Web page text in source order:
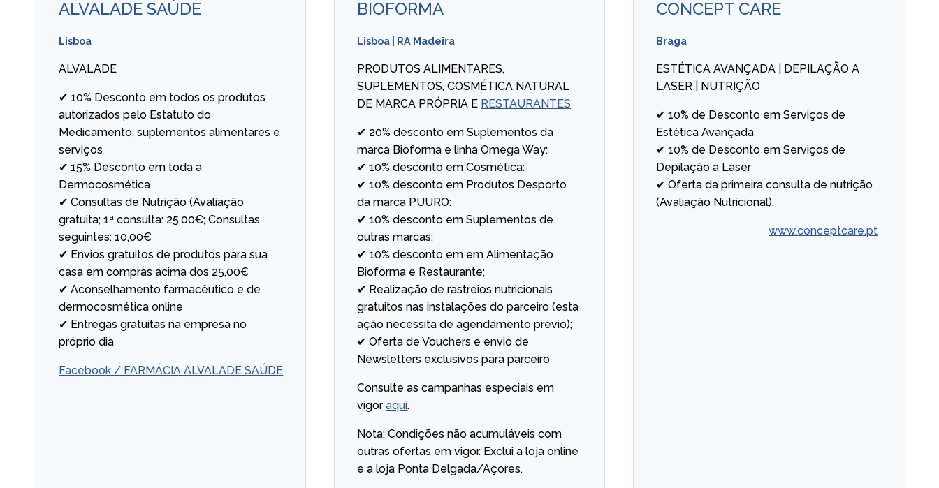
ALVALADE SAÚDE
Lisboa
ALVALADE
✔ 10% Desconto em todos os produtos
autorizados pelo Estatuto do
Medicamento, suplementos alimentares e
serviços
✔ 15% Desconto em toda a
Dermocosmética
✔ Consultas de Nutrição (Avaliação
gratuita; 1ª consulta: 25,00€; Consultas
seguintes: 10,00€
✔ Envios gratuitos de produtos para sua
casa em compras acima dos 25,00€
✔ Aconselhamento farmacêutico e de
dermocosmética online
✔ Entregas gratuitas na empresa no
próprio dia
Facebook / FARMÁCIA ALVALADE SAÚDE
BIOFORMA
Lisboa RA Madeira
PRODUTOS ALIMENTARES,
SUPLEMENTOS, COSMÉTICA NATURAL
DE MARCA PRÓPRIA E RESTAURANTES
✔ 20% desconto em Suplementos da
marca Bioforma e linha Omega Way:
✔ 10% desconto em Cosmética:
✔ 10% desconto em Produtos Desporto
da marca PUURO:
✔ 10% desconto em Suplementos de
outras marcas:
✔ 10% desconto em em Alimentação
Bioforma e Restaurante;
✔ Realização de rastreios nutricionais
gratuitos nas instalações do parceiro (esta
ação necessita de agendamento prévio);
✔ Oferta de Vouchers e envio de
Newsletters exclusivos para parceiro
Consulte as campanhas especiais em
vigoraqui.
Nota: Condições não acumuláveis com
outras ofertas em vigor. Exclui a loja online
e a loja Ponta Delgada/Açores.
CONCEPT CARE
Braga
ESTÉTICA AVANÇADA | DEPILAÇÃO A
LASER | NUTRIÇÃO
✔ 10% de Desconto em Serviços de
Estética Avançada
✔ 10% de Desconto em Serviços de
Depilação a Laser
✔ Oferta da primeira consulta de nutrição
(Avaliação Nutricional).
www.conceptcare.pt